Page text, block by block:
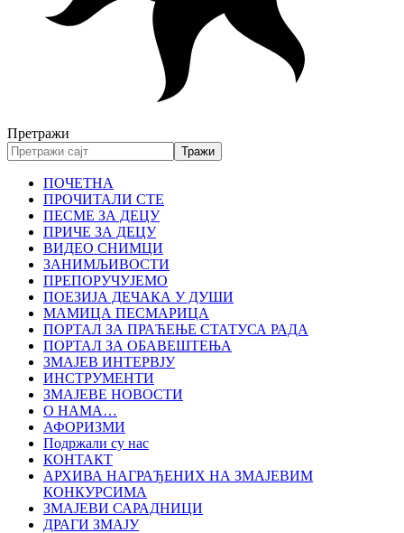
Претражи
ПОЧЕТНА
ПРОЧИТАЛИ СТЕ
ПЕСМЕ ЗА ДЕЦУ
ПРИЧЕ ЗА ДЕЦУ
ВИДЕО СНИМЦИ
ЗАНИМЉИВОСТИ
ПРЕПОРУЧУЈЕМО
ПОЕЗИЈА ДЕЧАКА У ДУШИ
МАМИЦА ПЕСМАРИЦА
ПОРТАЛ ЗА ПРАЋЕЊЕ СТАТУСА РАДА
ПОРТАЛ ЗА ОБАВЕШТЕЊА
ЗМАЈЕВ ИНТЕРВЈУ
ИНСТРУМЕНТИ
ЗМАЈЕВЕ НОВОСТИ
О НАМА…
АФОРИЗМИ
Подржали су нас
КОНТАКТ
АРХИВА НАГРАЂЕНИХ НА ЗМАЈЕВИМ
КОНКУРСИМА
ЗМАЈЕВИ САРАДНИЦИ
ДРАГИ ЗМАЈУ